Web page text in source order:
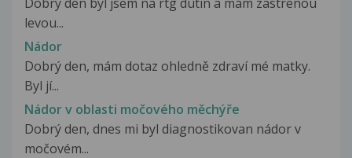
levou...
Nádor
Dobrý den, mám dotaz ohledně zdraví mé matky.
Byl jí...
Nádor v oblasti močového měchýře
Dobrý den, dnes mi byl diagnostikovan nádor v
močovém...